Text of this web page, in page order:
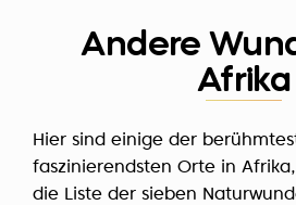
Andere
Afrika
Hier sind einige der
faszinierendsten Orte in
die Liste der sieben